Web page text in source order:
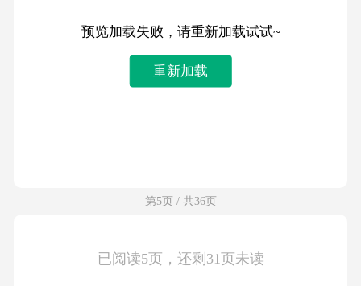
预览加载失败，请重新加载试试~
重新加载
第5页 / 共36页
已阅读5页，还剩31页未读